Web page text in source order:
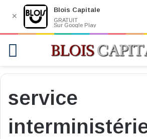
service
✕
Blois Capitale
GRATUIT
Sur Google Play